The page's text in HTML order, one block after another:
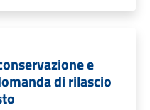
e
di rilascio